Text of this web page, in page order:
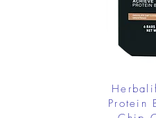
Protein